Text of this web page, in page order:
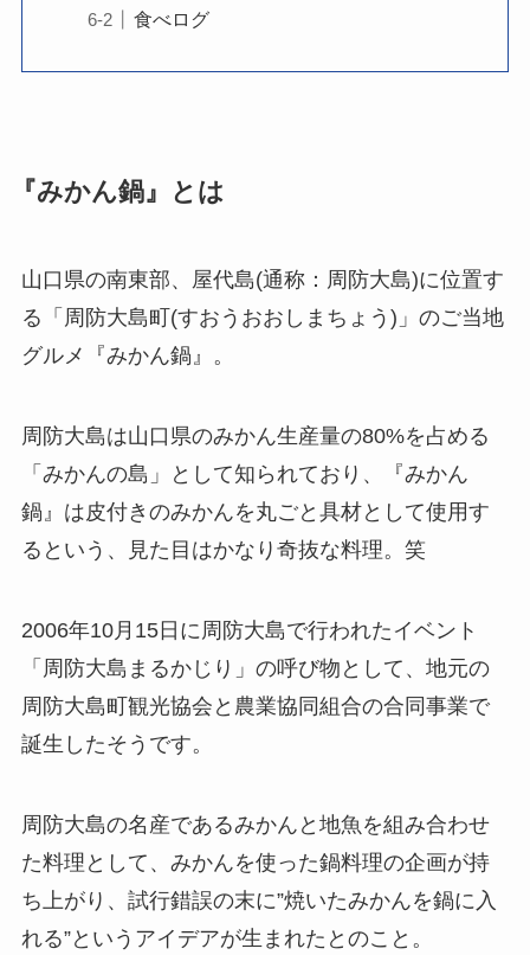
食べログ
『みかん鍋』とは
山口県の南東部、屋代島(通称：周防大島)に位置す
る「周防大島町(すおうおおしまちょう)」のご当地
グルメ『みかん鍋』。
周防大島は山口県のみかん生産量の80%を占める
「みかんの島」として知られており、『みかん
鍋』は皮付きのみかんを丸ごと具材として使用す
るという、見た目はかなり奇抜な料理。笑
2006年10月15日に周防大島で行われたイベント
「周防大島まるかじり」の呼び物として、地元の
周防大島町観光協会と農業協同組合の合同事業で
誕生したそうです。
周防大島の名産であるみかんと地魚を組み合わせ
た料理として、みかんを使った鍋料理の企画が持
ち上がり、試行錯誤の末に”焼いたみかんを鍋に入
れる”というアイデアが生まれたとのこと。